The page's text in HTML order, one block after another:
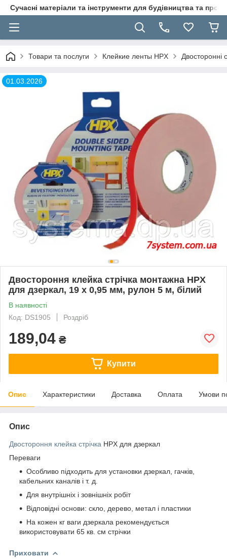
Сучасні матеріали та інструменти для будівництва та
Товари та послуги Клейкие ленты HPX Двосторонні
01.03.2026
Двостороння клейка стрічка монтажна HPX
для дзеркал, 19 x 0,95 мм, рулон 5 м, білий
В наявності
Код: DS1905
Роздріб
189,04 ₴
Купити
Опис Характеристики Доставка Оплата Умови
Опис
Двостороння клейка стрічка HPX для дзеркал
Переваги
Особливо підходить для установки дзеркал, гачків,
кабельних каналів і т. д.
Для внутрішніх і зовнішніх робіт
Відповідні основи: скло, дерево, метал і пластики
На кожен кг ваги дзеркала рекомендується
використовувати 65 кв. см стрічки
Приховати